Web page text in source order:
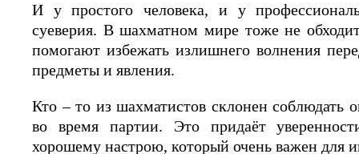
И у простого человека, и у
суеверия. В шахматном мире тоже не
помогают избежать излишнего волнения
предметы и явления.
Кто – то из шахматистов склонен соблюдать
во время партии. Это придаёт
хорошему настрою, который очень важен для